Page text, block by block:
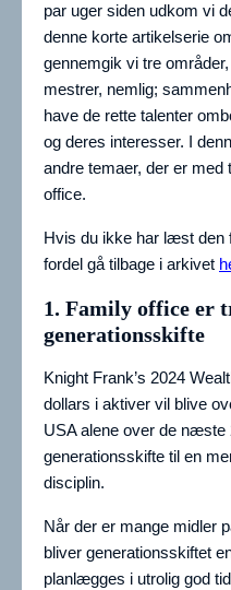
par uger siden udkom vi
denne korte artikelserie
gennemgik vi tre
mestrer, nemlig;
have de rette talenter
og deres interesser. I
andre temaer, der er
office.
Hvis du ikke har læst den
fordel gå tilbage i arkivet
1. Family office er
generationsskifte
Knight Frank’s 2024
dollars i aktiver vil blive
USA alene over de næste
generationsskifte til en
disciplin.
Når der er mange midler
bliver generationsskiftet
planlægges i utrolig god